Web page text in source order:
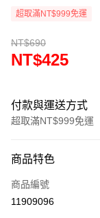
超取滿NT$999免運
NT$690
NT$425
付款與運送方式
超取滿NT$999免運
信用卡一次付款
信用卡分期付款
商品特色
商品編號
11909096